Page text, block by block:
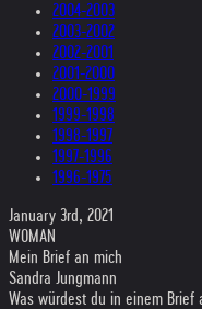
2004-2003
2003-2002
2002-2001
2001-2000
2000-1999
1999-1998
1998-1997
1997-1996
1996-1975
January 3rd, 2021
WOMAN
Mein Brief an mich
Sandra Jungmann
Was würdest du in einem Brief